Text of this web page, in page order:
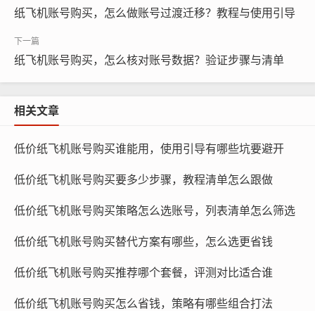
恶意攻击：对他人进行侮辱、诽谤、威胁等恶意攻击行
为。
纸飞机账号购买，怎么做账号过渡迁移？教程与使用引导
纸飞机账号购买，怎么核对账号数据？验证步骤与清单
相关文章
低价纸飞机账号购买谁能用，使用引导有哪些坑要避开
低价纸飞机账号购买要多少步骤，教程清单怎么跟做
低价纸飞机账号购买策略怎么选账号，列表清单怎么筛选
低价纸飞机账号购买替代方案有哪些，怎么选更省钱
低价纸飞机账号购买推荐哪个套餐，评测对比适合谁
低价纸飞机账号购买怎么省钱，策略有哪些组合打法